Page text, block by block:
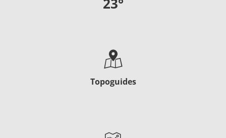
23°
Topoguides